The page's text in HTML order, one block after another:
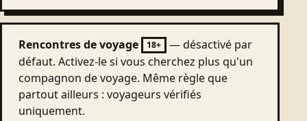
Rencontres de voyage 18+
— désactivé par
défaut. Activez-le si vous cherchez plus qu'un
compagnon de voyage. Même règle que
partout ailleurs : voyageurs vérifiés
uniquement.